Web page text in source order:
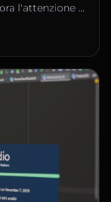
l'attenzione è